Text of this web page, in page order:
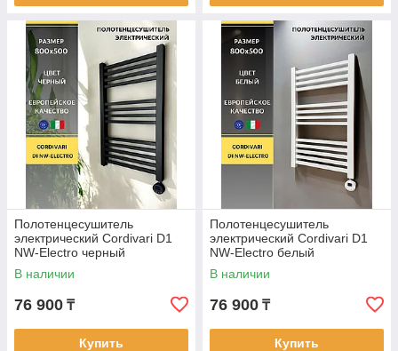
Полотенцесушитель
электрический Cordivari D1
NW-Electro черный
В наличии
76 900 ₸
Купить
Полотенцесушитель
электрический Cordivari D1
NW-Electro белый
В наличии
76 900 ₸
Купить